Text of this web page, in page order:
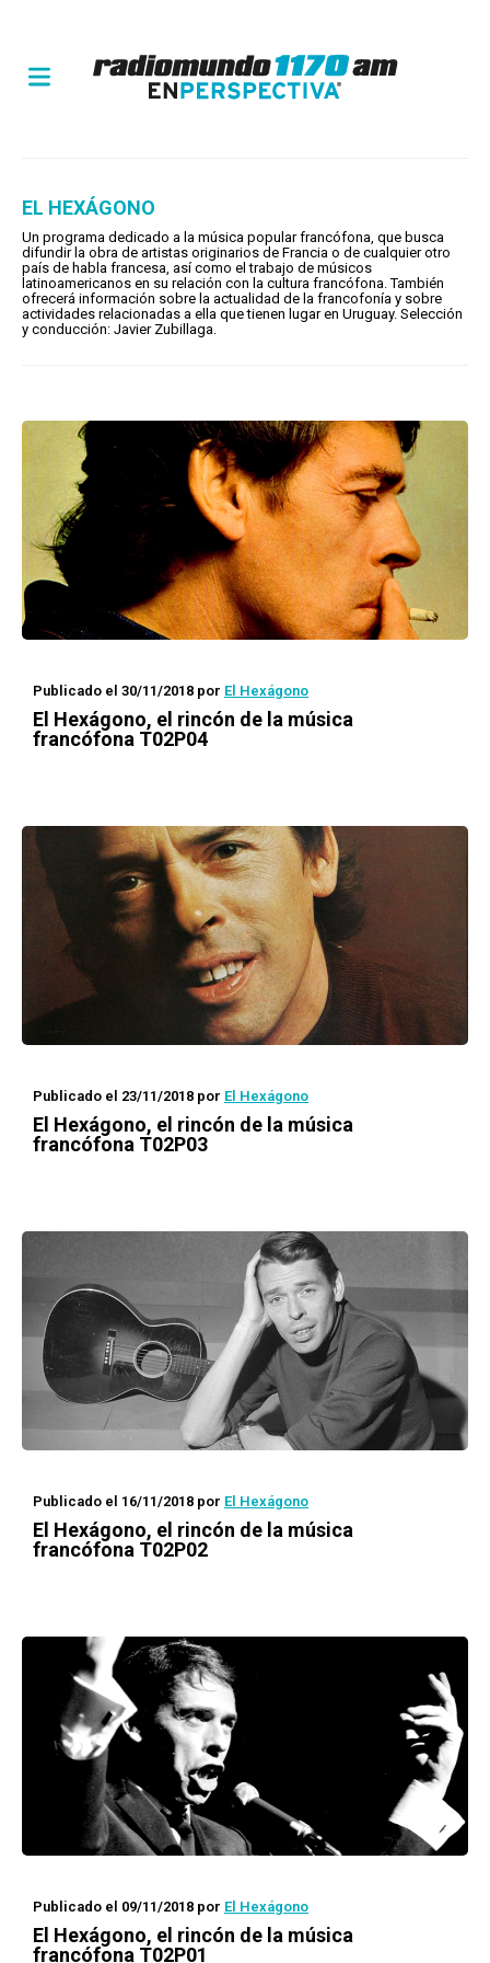
EL HEXÁGONO
Un programa dedicado a la música popular francófona, que busca
difundir la obra de artistas originarios de Francia o de cualquier otro
país de habla francesa, así como el trabajo de músicos
latinoamericanos en su relación con la cultura francófona. También
ofrecerá información sobre la actualidad de la francofonía y sobre
actividades relacionadas a ella que tienen lugar en Uruguay. Selección
y conducción: Javier Zubillaga.
Publicado el 30/11/2018 por El Hexágono
El Hexágono, el rincón de la música
francófona T02P04
Publicado el 23/11/2018 por El Hexágono
El Hexágono, el rincón de la música
francófona T02P03
Publicado el 16/11/2018 por El Hexágono
El Hexágono, el rincón de la música
francófona T02P02
Publicado el 09/11/2018 por El Hexágono
El Hexágono, el rincón de la música
francófona T02P01